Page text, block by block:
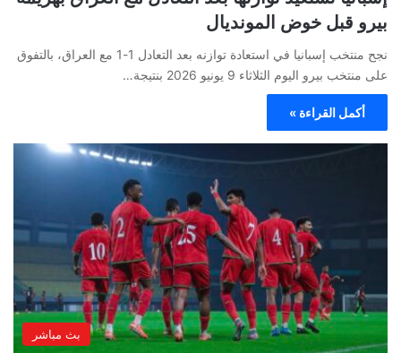
بيرو قبل خوض المونديال
نجح منتخب إسبانيا في استعادة توازنه بعد التعادل 1-1 مع العراق، بالتفوق
على منتخب بيرو اليوم الثلاثاء 9 يونيو 2026 بنتيجة…
أكمل القراءة »
بث مباشر